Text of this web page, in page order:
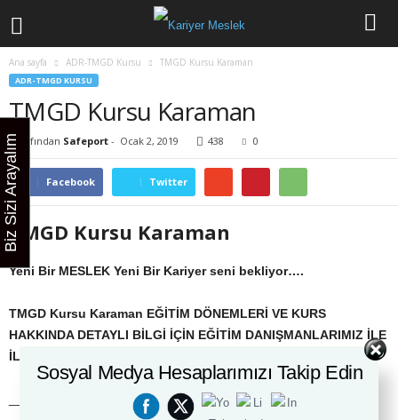
Ana sayfa ADR-TMGD Kursu TMGD Kursu Karaman
ADR-TMGD KURSU
TMGD Kursu Karaman
Tarafından Safeport - Ocak 2, 2019 438 0
Facebook Twitter
TMGD Kursu Karaman
Yeni Bir MESLEK Yeni Bir Kariyer seni bekliyor….
TMGD Kursu Karaman EĞİTİM DÖNEMLERİ VE KURS
HAKKINDA DETAYLI BİLGİ İÇİN EĞİTİM DANIŞMANLARIMIZ İLE
İLETİŞİME GEÇİNİZ
____________________________________________________
Sosyal Medya Hesaplarımızı Takip Edin
Biz Sizi Arayalım